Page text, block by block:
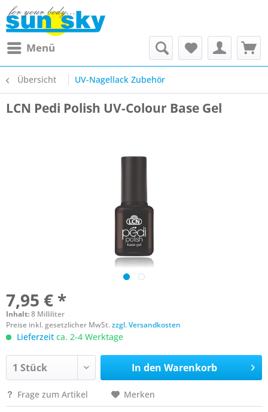
Menü
Übersicht UV-Nagellack Zubehör
LCN Pedi Polish UV-Colour Base Gel
7,95 € *
Inhalt:8 Milliliter
Preise inkl. gesetzlicher MwSt.zzgl. Versandkosten
Lieferzeit ca. 2-4 Werktage
In den Warenkorb
Frage zum Artikel Merken